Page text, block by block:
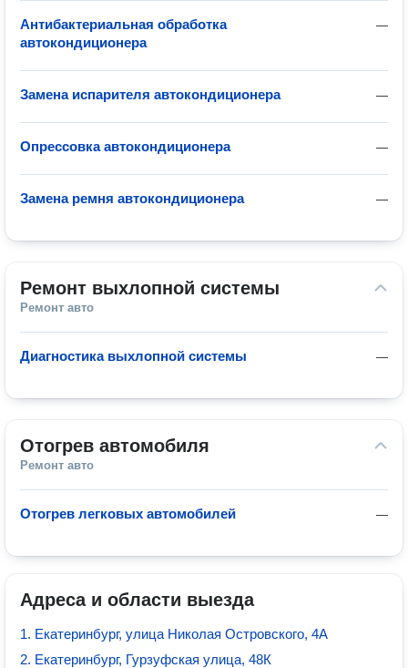
—
Антибактериальная обработка
автокондиционера
—
Замена испарителя автокондиционера
—
Опрессовка автокондиционера
—
Замена ремня автокондиционера
Ремонт выхлопной системы
Ремонт авто
—
Диагностика выхлопной системы
Отогрев автомобиля
Ремонт авто
—
Отогрев легковых автомобилей
Адреса и области выезда
1. Екатеринбург, улица Николая Островского, 4А
2. Екатеринбург, Гурзуфская улица, 48К